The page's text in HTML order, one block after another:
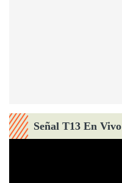
Señal T13 En Vivo